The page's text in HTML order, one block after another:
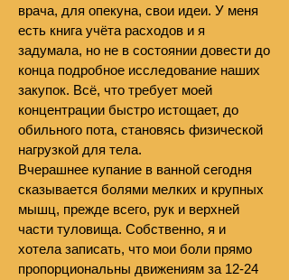
врача, для опекуна, свои идеи. У меня
есть книга учёта расходов и я
задумала, но не в состоянии довести до
конца подробное исследование наших
закупок. Всё, что требует моей
концентрации быстро истощает, до
обильного пота, становясь физической
нагрузкой для тела.
Вчерашнее купание в ванной сегодня
сказывается болями мелких и крупных
мышц, прежде всего, рук и верхней
части туловища. Собственно, я и
хотела записать, что мои боли прямо
пропорциональны движениям за 12-24